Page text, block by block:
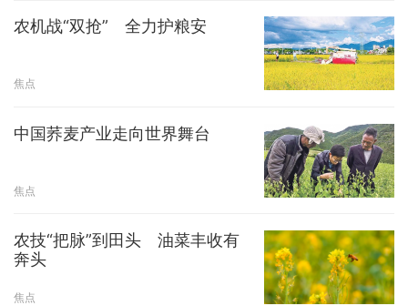
农机战“双抢” 全力护粮安
焦点
中国荞麦产业走向世界舞台
焦点
农技“把脉”到田头 油菜丰收有
奔头
焦点